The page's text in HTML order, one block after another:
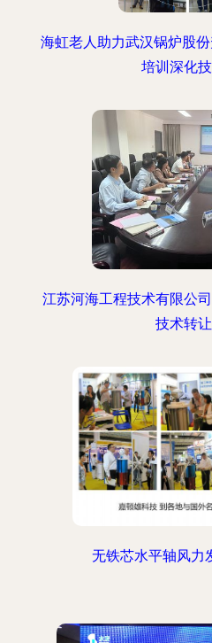
海虹老人助力武汉锅炉股
培训深化
江苏河海工程技术有限公
技术转
无铁芯水平轴风力